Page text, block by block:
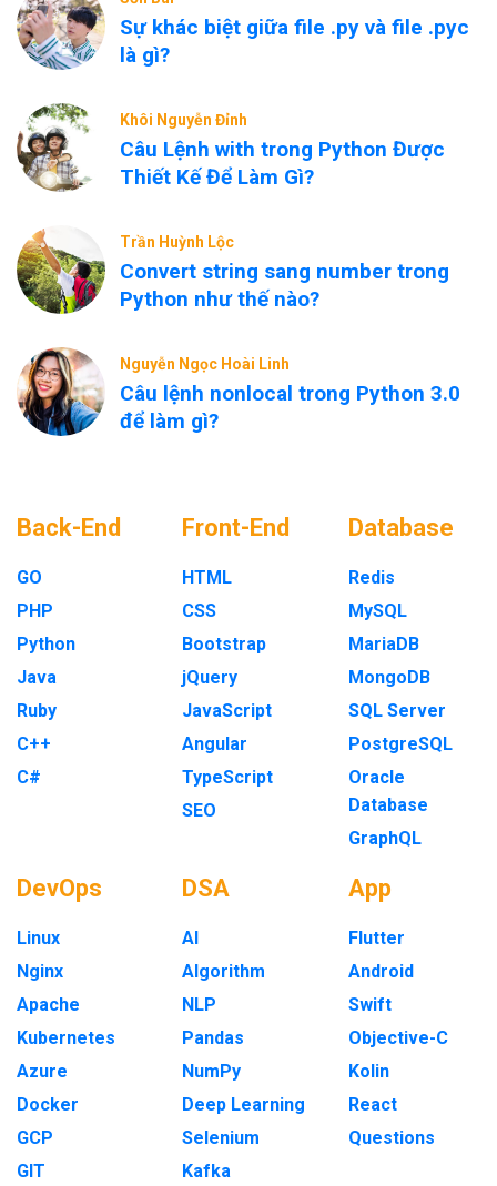
Sự khác biệt giữa file .py và file .pyc
là gì?
Khôi Nguyễn Đỉnh
Câu Lệnh with trong Python Được
Thiết Kế Để Làm Gì?
Trần Huỳnh Lộc
Convert string sang number trong
Python như thế nào?
Nguyễn Ngọc Hoài Linh
Câu lệnh nonlocal trong Python 3.0
để làm gì?
Back-End
GO
PHP
Python
Java
Ruby
C++
C#
Front-End
HTML
CSS
Bootstrap
jQuery
JavaScript
Angular
TypeScript
SEO
Database
Redis
MySQL
MariaDB
MongoDB
SQL Server
PostgreSQL
Oracle
Database
GraphQL
DevOps
Linux
Nginx
Apache
Kubernetes
Azure
Docker
GCP
GIT
DSA
AI
Algorithm
NLP
Pandas
NumPy
Deep Learning
Selenium
Kafka
App
Flutter
Android
Swift
Objective-C
Kolin
React
Questions